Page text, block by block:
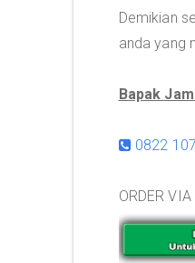
Demikian
anda yang
Bapak
0822
ORDER